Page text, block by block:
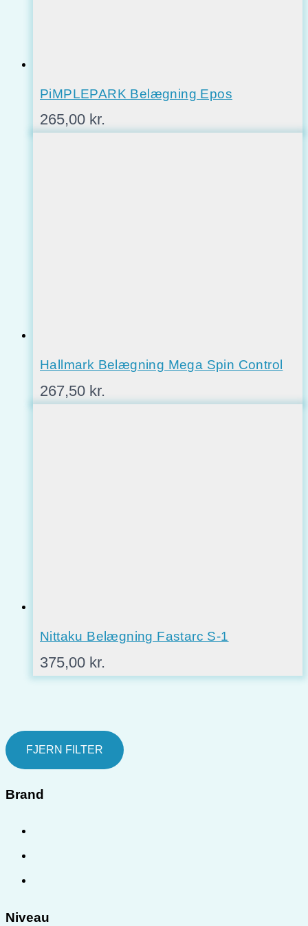
FJERN FILTER
Brand
Niveau
PiMPLEPARK Belægning Epos
265,00 kr.
Hallmark Belægning Mega Spin Control
267,50 kr.
Nittaku Belægning Fastarc S-1
375,00 kr.